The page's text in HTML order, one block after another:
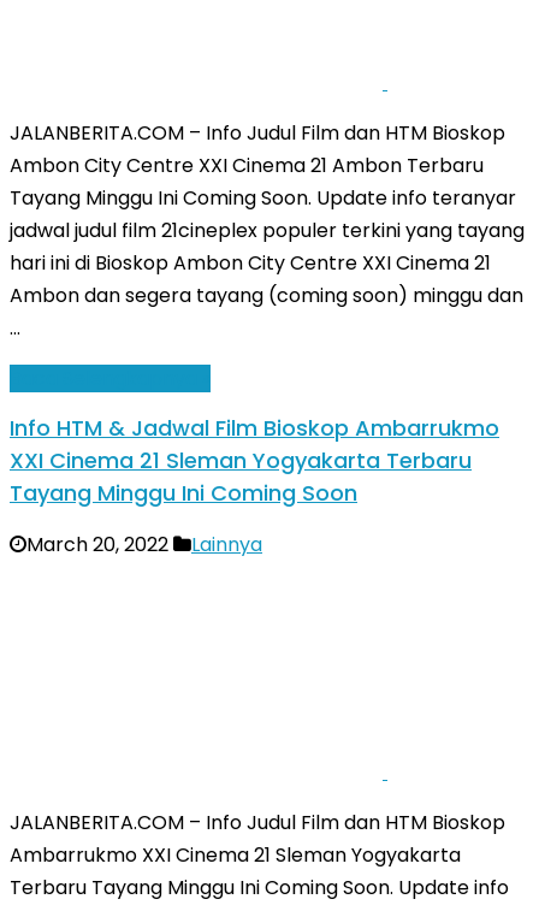
JALANBERITA.COM – Info Judul Film dan HTM Bioskop
Ambon City Centre XXI Cinema 21 Ambon Terbaru
Tayang Minggu Ini Coming Soon. Update info teranyar
jadwal judul film 21cineplex populer terkini yang tayang
hari ini di Bioskop Ambon City Centre XXI Cinema 21
Ambon dan segera tayang (coming soon) minggu dan
…
Info HTM & Jadwal Film Bioskop Ambarrukmo
XXI Cinema 21 Sleman Yogyakarta Terbaru
Tayang Minggu Ini Coming Soon
March 20, 2022 Lainnya
JALANBERITA.COM – Info Judul Film dan HTM Bioskop
Ambarrukmo XXI Cinema 21 Sleman Yogyakarta
Terbaru Tayang Minggu Ini Coming Soon. Update info